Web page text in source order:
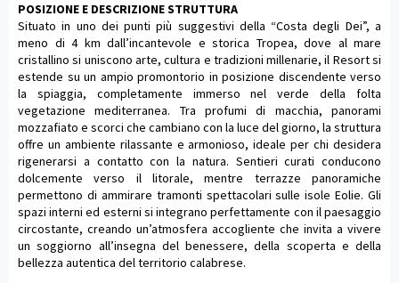
POSIZIONE E DESCRIZIONE STRUTTURA
Situato in uno dei punti più suggestivi della “Costa degli Dei”, a
meno di 4 km dall’incantevole e storica Tropea, dove al mare
cristallino si uniscono arte, cultura e tradizioni millenarie, il Resort si
estende su un ampio promontorio in posizione discendente verso
la spiaggia, completamente immerso nel verde della folta
vegetazione mediterranea. Tra profumi di macchia, panorami
mozzafiato e scorci che cambiano con la luce del giorno, la struttura
offre un ambiente rilassante e armonioso, ideale per chi desidera
rigenerarsi a contatto con la natura. Sentieri curati conducono
dolcemente verso il litorale, mentre terrazze panoramiche
permettono di ammirare tramonti spettacolari sulle isole Eolie. Gli
spazi interni ed esterni si integrano perfettamente con il paesaggio
circostante, creando un’atmosfera accogliente che invita a vivere
un soggiorno all’insegna del benessere, della scoperta e della
bellezza autentica del territorio calabrese.